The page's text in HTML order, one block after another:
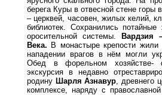
берега Куры в отвесной стене горы
– церквей, часовен, жилых келий,
библиотек. Сохранились
оросительной системы.
Вардзия
Века. В монастыре крепости
нападении врагов в нём могли
Обед в форельном хозяйстве-
экскурсия в недавно
родину Шарля Азнавур, древнего
комплексе, наряду с православной